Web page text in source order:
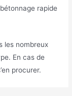
rapide
les nombreux
En cas de
procurer.